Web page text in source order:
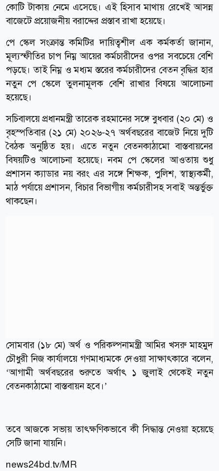
কোটি টাকায় নেমে এসেছে। এই হিসাব মাথায় রেখেই আসন্ন
বাজেটে প্রয়োজনীয় বরাদ্দের প্রস্তাব রাখা হয়েছে।
পে স্কেল সংক্রান্ত কমিটির দায়িত্বশীল এক কর্মকর্তা জানান,
মূল্যস্ফীতির চাপ নিম্ন আয়ের কর্মচারীদের ওপর সবচেয়ে বেশি
পড়ছে। তাই নিম্ন ও মধ্যম স্তরের কর্মচারীদের বেতন বৃদ্ধির হার
নতুন পে স্কেলে তুলনামূলক বেশি রাখার বিষয়ে আলোচনা
হয়েছে।
সচিবালয়ে প্রধানমন্ত্রী তারেক রহমানের সঙ্গে বুধবার (২০ মে) ও
বৃহস্পতিবার (২১ মে) ২০২৬-২৭ অর্থবছরের বাজেট নিয়ে দুটি
বৈঠক অনুষ্ঠিত হয়। এতে নতুন বেতনকাঠামো বাস্তবায়নের
বিষয়টিও আলোচনা হয়েছে। নবম পে স্কেলের আওতায় শুধু
প্রশাসন ক্যাডার নয় বরং এর সঙ্গে শিক্ষক, পুলিশ, স্বাস্থ্যকর্মী,
মাঠ পর্যায়ে প্রশাসন, বিচার বিভাগীয় কর্মচারীসহ সবাই অন্তর্ভুক্ত
থাকছেন।
সোমবার (১৮ মে) অর্থ ও পরিকল্পনামন্ত্রী আমির খসরু মাহমুদ
চৌধুরী নিজ কার্যালয়ে গণমাধ্যমকে দেওয়া সাক্ষাৎকারে বলেন,
‘আগামী অর্থবছরের শুরুতে অর্থাৎ ১ জুলাই থেকেই নতুন
বেতনকাঠামো বাস্তবায়ন হবে।’
তবে আজকে সভায় তাৎক্ষণিকভাবে কী সিদ্ধান্ত নেওয়া হয়েছে
সেটি জানা যায়নি।
news24bd.tv/MR